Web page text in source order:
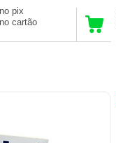
no pix
no cartão